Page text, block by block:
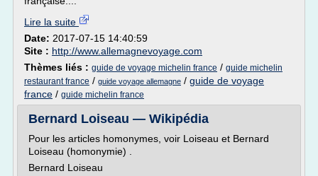
Lire la suite
Date: 2017-07-15 14:40:59
Site : http://www.allemagnevoyage.com
Thèmes liés : guide de voyage michelin france / guide michelin
restaurant france / guide voyage allemagne / guide de voyage
france / guide michelin france
Bernard Loiseau — Wikipédia
Pour les articles homonymes, voir Loiseau et Bernard
Loiseau (homonymie) .
Bernard Loiseau